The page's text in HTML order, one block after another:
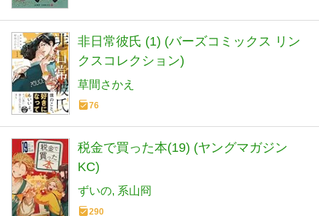
非日常彼氏 (1) (バーズコミックス リン
クスコレクション)
草間さかえ
76
税金で買った本(19) (ヤングマガジン
KC)
ずいの 系山冏
290